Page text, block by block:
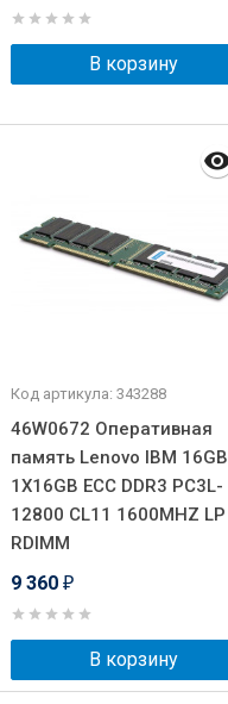
В корзину
Код артикула: 343288
46W0672 Оперативная
память Lenovo IBM 16GB
1X16GB ECC DDR3 PC3L-
12800 CL11 1600MHZ LP
RDIMM
9 360 ₽
В корзину